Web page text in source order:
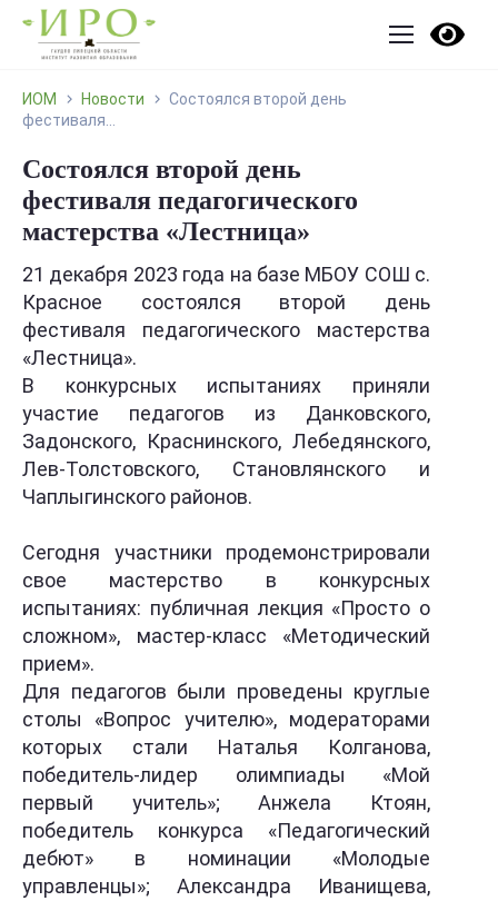
ИОМ Новости
Состоялся второй день
фестиваля...
Состоялся второй день
фестиваля педагогического
мастерства «Лестница»
21 декабря 2023 года на базе МБОУ СОШ с.
Красное состоялся второй день
фестиваля педагогического мастерства
«Лестница».
В конкурсных испытаниях приняли
участие педагогов из Данковского,
Задонского, Краснинского, Лебедянского,
Лев-Толстовского, Становлянского и
Чаплыгинского районов.
Сегодня участники продемонстрировали
свое мастерство в конкурсных
испытаниях: публичная лекция «Просто о
сложном», мастер-класс «Методический
прием».
Для педагогов были проведены круглые
столы «Вопрос учителю», модераторами
которых стали Наталья Колганова,
победитель-лидер олимпиады «Мой
первый учитель»; Анжела Ктоян,
победитель конкурса «Педагогический
дебют» в номинации «Молодые
управленцы»; Александра Иванищева,